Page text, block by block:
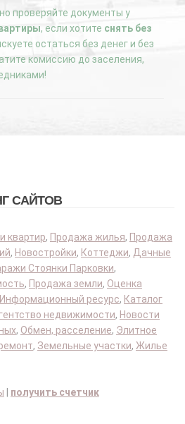
проверяйте документы у
, если хотите снять без
остаться без денег и без
комиссию до заселения,
САЙТОВ
квартир, Продажа жилья, Продажа
, Новостройки, Коттеджи, Дачные
Стоянки Парковки,
, Продажа земли, Оценка
Информационный ресурс, Каталог
недвижимости, Новости
, Обмен, расселение, Элитное
, Земельные участки, Жилье
получить счетчик